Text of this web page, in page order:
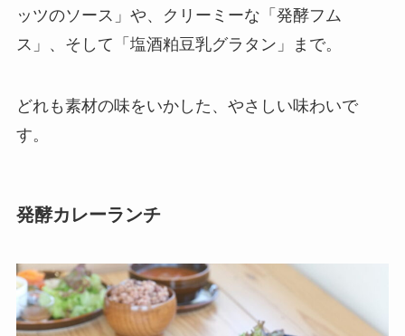
ッツのソース」や、クリーミーな「発酵フム
ス」、そして「塩酒粕豆乳グラタン」まで。
どれも素材の味をいかした、やさしい味わいで
す。
発酵カレーランチ